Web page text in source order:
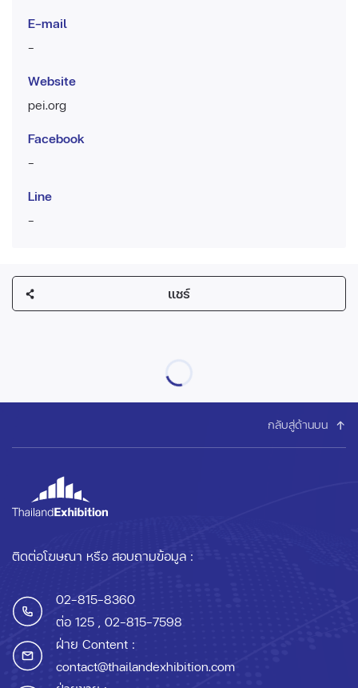
E-mail
-
Website
pei.org
Facebook
-
Line
-
แชร์
กลับสู่ด้านบน
ติดต่อโฆษณา หรือ สอบถามข้อมูล :
02-815-8360
ต่อ 125 , 02-815-7598
ฝ่าย Content :
contact@thailandexhibition.com